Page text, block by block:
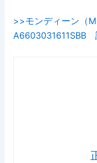
>>モンディーン（
A6603031611SBB